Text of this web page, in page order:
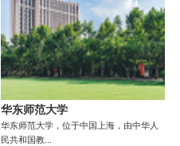
华东师范大学
华东师范大学，位于中国上海，由中华人
民共和国教...